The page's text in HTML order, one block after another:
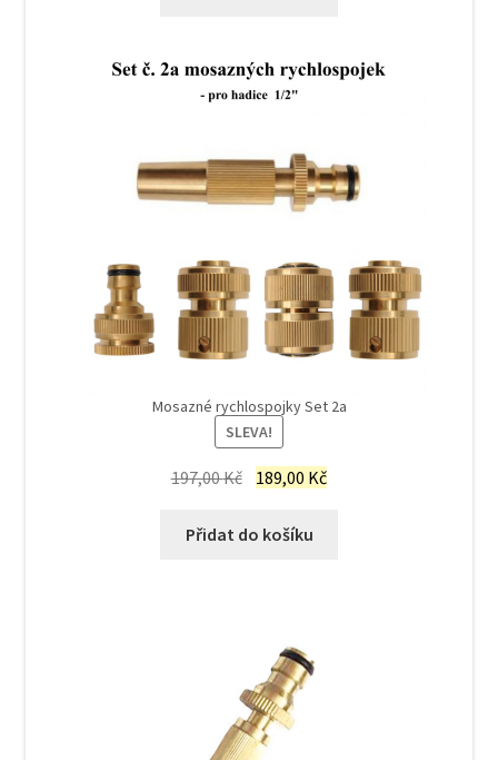
Mosazné rychlospojky Set 2a
SLEVA!
197,00Kč Původní
byla:
189,00 KčAktuální
Přidat do košíku